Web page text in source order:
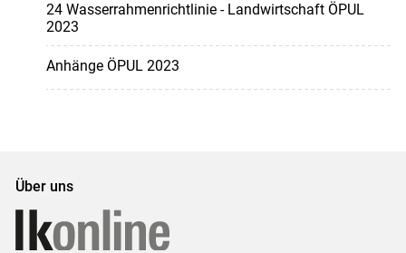
24 Wasserrahmenrichtlinie - Landwirtschaft ÖPUL
2023
Anhänge ÖPUL 2023
Über uns